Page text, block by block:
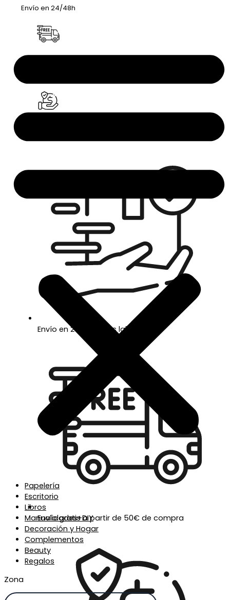
Papelería
Escritorio
Libros
Manualidades+DIY
Decoración y Hogar
Complementos
Beauty
Regalos
Zona
Envío en 24/48h
Envío en 24/48 horas laborables
Envío gratis a partir de 50€ de compra